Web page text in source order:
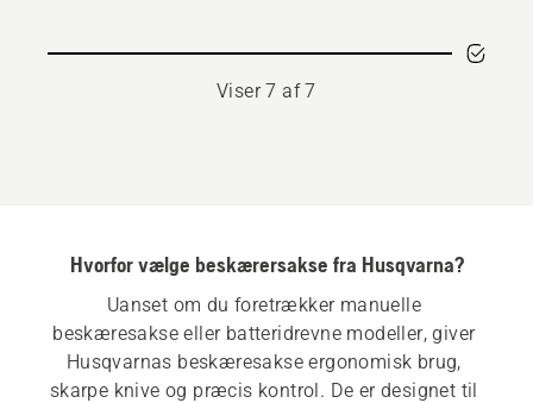
Viser 7 af 7
Hvorfor vælge beskærersakse fra Husqvarna?
Uanset om du foretrækker manuelle
beskæresakse eller batteridrevne modeller, giver
Husqvarnas beskæresakse ergonomisk brug,
skarpe knive og præcis kontrol. De er designet til